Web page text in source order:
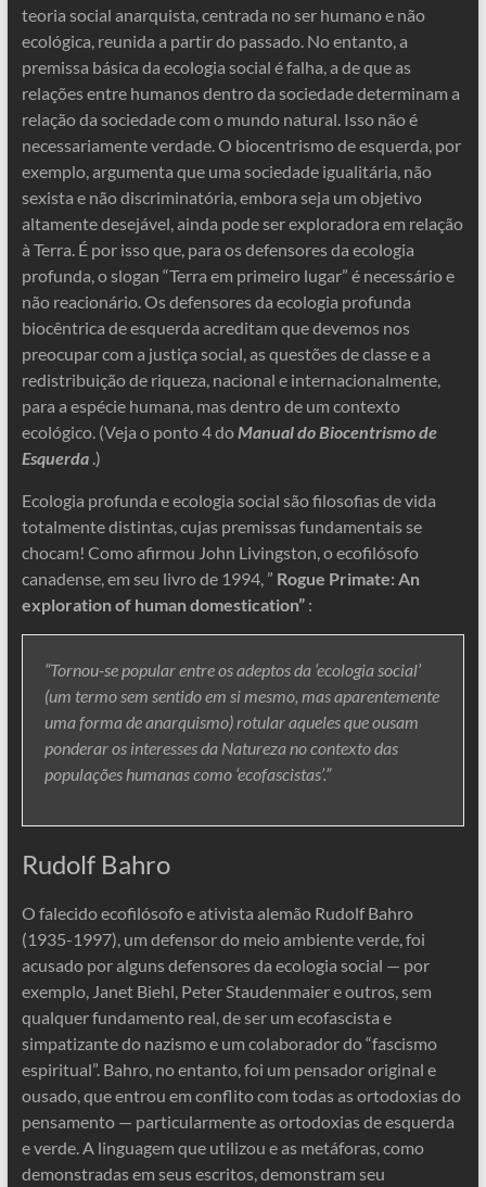
teoria social anarquista, centrada no ser humano e não
ecológica, reunida a partir do passado. No entanto, a
premissa básica da ecologia social é falha, a de que as
relações entre humanos dentro da sociedade determinam a
relação da sociedade com o mundo natural. Isso não é
necessariamente verdade. O biocentrismo de esquerda, por
exemplo, argumenta que uma sociedade igualitária, não
sexista e não discriminatória, embora seja um objetivo
altamente desejável, ainda pode ser exploradora em relação
à Terra. É por isso que, para os defensores da ecologia
profunda, o slogan “Terra em primeiro lugar” é necessário e
não reacionário. Os defensores da ecologia profunda
biocêntrica de esquerda acreditam que devemos nos
preocupar com a justiça social, as questões de classe e a
redistribuição de riqueza, nacional e internacionalmente,
para a espécie humana, mas dentro de um contexto
ecológico. (Veja o ponto 4 doManual do Biocentrismo de
Esquerda.)
Ecologia profunda e ecologia social são filosofias de vida
totalmente distintas, cujas premissas fundamentais se
chocam! Como afirmou John Livingston, o ecofilósofo
canadense, em seu livro de 1994, ” Rogue Primate: An
exploration of human domestication”:
“Tornou-se popular entre os adeptos da ‘ecologia social’
(um termo sem sentido em si mesmo, mas aparentemente
uma forma de anarquismo) rotular aqueles que ousam
ponderar os interesses da Natureza no contexto das
populações humanas como ‘ecofascistas’.”
Rudolf Bahro
O falecido ecofilósofo e ativista alemão Rudolf Bahro
(1935-1997), um defensor do meio ambiente verde, foi
acusado por alguns defensores da ecologia social — por
exemplo, Janet Biehl, Peter Staudenmaier e outros, sem
qualquer fundamento real, de ser um ecofascista e
simpatizante do nazismo e um colaborador do “fascismo
espiritual”. Bahro, no entanto, foi um pensador original e
ousado, que entrou em conflito com todas as ortodoxias do
pensamento — particularmente as ortodoxias de esquerda
e verde. A linguagem que utilizou e as metáforas, como
demonstradas em seus escritos, demonstram seu